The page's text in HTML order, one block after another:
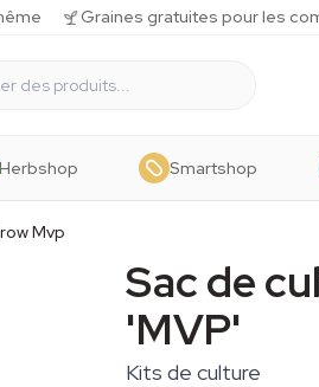
Graines gratuites pour les
Smartshop
Mvp
Sac de
'MVP'
Kits de culture